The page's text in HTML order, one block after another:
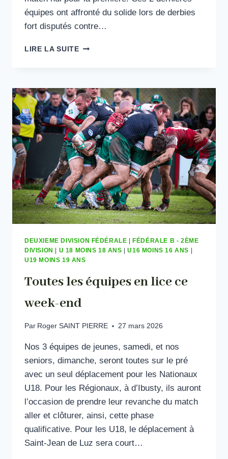
équipes ont affronté du solide lors de derbies
fort disputés contre…
LIRE LA SUITEDE
TOUTE
DEUXIEME DIVISION FÉDÉRALE
FÉDÉRALE B - 2ÈME
DIVISION
U 18 MOINS 18 ANS |U16 MOINS 16 ANS
U19 MOINS 19 ANS
Toutes les équipes en lice ce
week-end
Par Roger SAINT PIERRE 27 mars 2026
Nos 3 équipes de jeunes, samedi, et nos
seniors, dimanche, seront toutes sur le pré
avec un seul déplacement pour les Nationaux
U18. Pour les Régionaux, à d’Ibusty, ils auront
l’occasion de prendre leur revanche du match
aller et clôturer, ainsi, cette phase
qualificative. Pour les U18, le déplacement à
Saint-Jean de Luz sera court…